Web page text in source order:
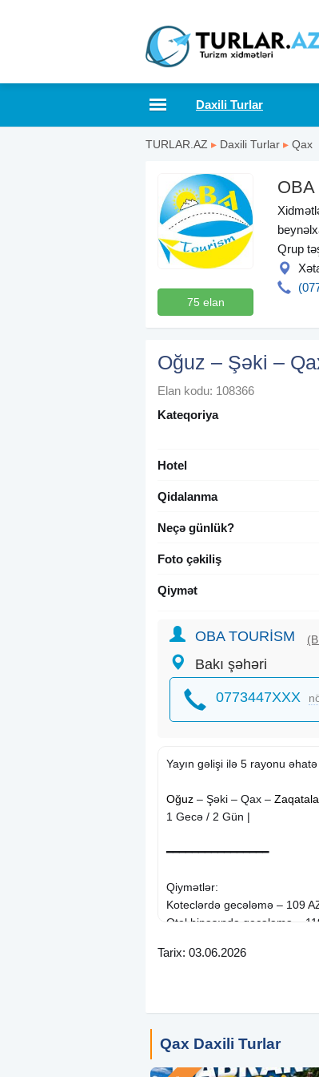
Daxili Turlar
TURLAR.AZ ▸ Daxili Turlar ▸ Qax
75 elan
OBA
Qrup
Oğuz – Şəki –
Elan kodu: 108366
Kateqoriya
Hotel
Qidalanma
Neçə günlük?
Foto çəkiliş
Qiymət
OBA TOURİSM
Bakı şəhəri
0773447XXX
Yayın gəlişi ilə 5 rayonu
Oğuz – Şəki – Qax – Zaqatala
1 Gecə / 2 Gün |
━━━━━━━━━━━━━━━━
Qiymətlər:
Koteclərdə gecələmə – 109
Otel binasında gecələmə –
Tarix:
13-14 Iyun
20-21 Iyun
Tarix: 03.06.2026
Qax Daxili Turlar